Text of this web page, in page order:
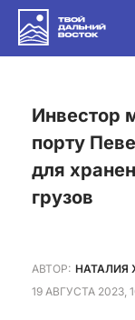
Инвестор модернизирует в морском
порту
для
грузов
АВТОР: НАТАЛИЯ
19 АВГУСТА 2023,